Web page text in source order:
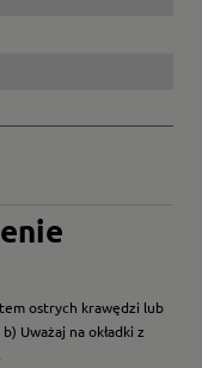
ostrych krawędzi lub
Uważaj na okładki z